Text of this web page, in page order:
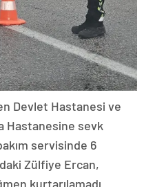
Devlet Hastanesi ve
Hastanesine sevk
servisinde 6
Zülfiye Ercan,
kurtarılamadı.